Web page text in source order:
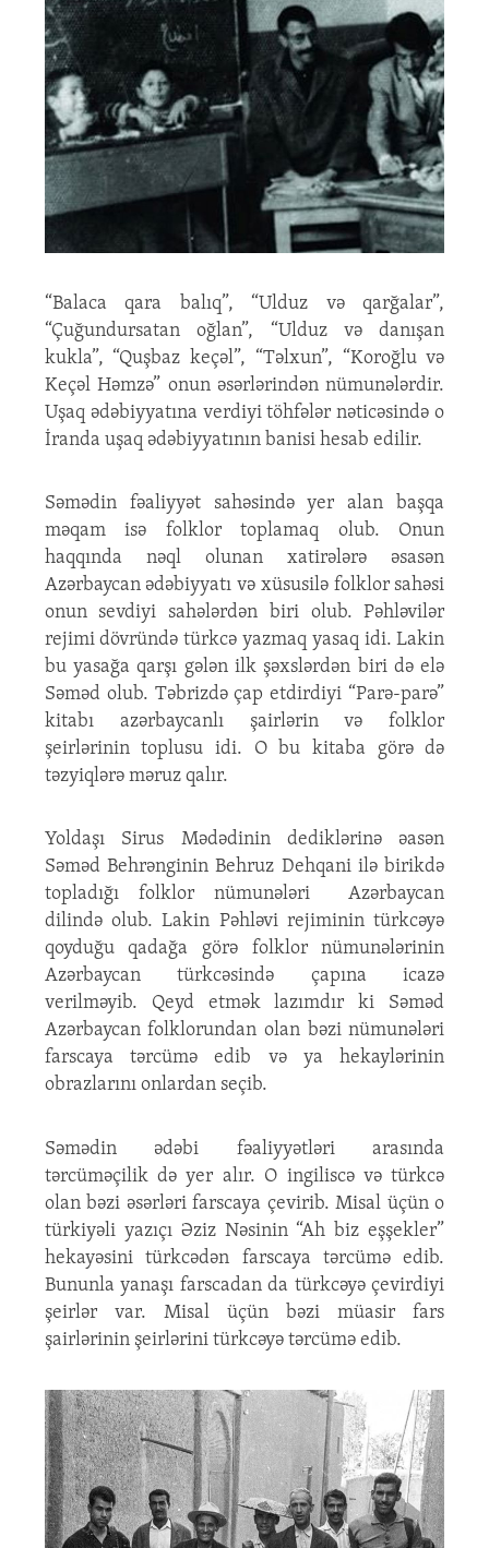
“Balaca qara balıq”, “Ulduz və qarğalar”,
“Çuğundursatan oğlan”, “Ulduz və danışan
kukla”, “Quşbaz keçəl”, “Təlxun”, “Koroğlu və
Keçəl Həmzə” onun əsərlərindən nümunələrdir.
Uşaq ədəbiyyatına verdiyi töhfələr nəticəsində o
İranda uşaq ədəbiyyatının banisi hesab edilir.
Səmədin fəaliyyət sahəsində yer alan başqa
məqam isə folklor toplamaq olub. Onun
haqqında nəql olunan xatirələrə əsasən
Azərbaycan ədəbiyyatı və xüsusilə folklor sahəsi
onun sevdiyi sahələrdən biri olub. Pəhləvilər
rejimi dövründə türkcə yazmaq yasaq idi. Lakin
bu yasağa qarşı gələn ilk şəxslərdən biri də elə
Səməd olub. Təbrizdə çap etdirdiyi “Parə-parə”
kitabı azərbaycanlı şairlərin və folklor
şeirlərinin toplusu idi. O bu kitaba görə də
təzyiqlərə məruz qalır.
Yoldaşı Sirus Mədədinin dediklərinə əasən
Səməd Behrənginin Behruz Dehqani ilə birikdə
topladığı folklor nümunələri Azərbaycan
dilində olub. Lakin Pəhləvi rejiminin türkcəyə
qoyduğu qadağa görə folklor nümunələrinin
Azərbaycan türkcəsində çapına icazə
verilməyib. Qeyd etmək lazımdır ki Səməd
Azərbaycan folklorundan olan bəzi nümunələri
farscaya tərcümə edib və ya hekaylərinin
obrazlarını onlardan seçib.
Səmədin ədəbi fəaliyyətləri arasında
tərcüməçilik də yer alır. O ingiliscə və türkcə
olan bəzi əsərləri farscaya çevirib. Misal üçün o
türkiyəli yazıçı Əziz Nəsinin “Ah biz eşşekler”
hekayəsini türkcədən farscaya tərcümə edib.
Bununla yanaşı farscadan da türkcəyə çevirdiyi
şeirlər var. Misal üçün bəzi müasir fars
şairlərinin şeirlərini türkcəyə tərcümə edib.